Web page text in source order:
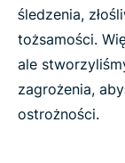
śledzenia,
tożsamości.
ale
zagrożenia,
ostrożności.